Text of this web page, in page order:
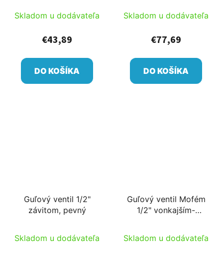
Skladom u dodávateľa
€43,89
DO KOŠÍKA
Skladom u dodávateľa
€77,69
DO KOŠÍKA
Guľový ventil 1/2"
závitom, pevný
Skladom u dodávateľa
Guľový ventil Mofém
1/2" vonkajším-
Skladom u dodávateľa